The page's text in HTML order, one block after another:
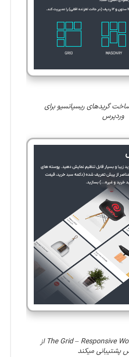
گریدهای ریسپانسیو برای
وردپرس
افزونه The Grid – Responsive WordPress Grid از
پشتیبانی میکند